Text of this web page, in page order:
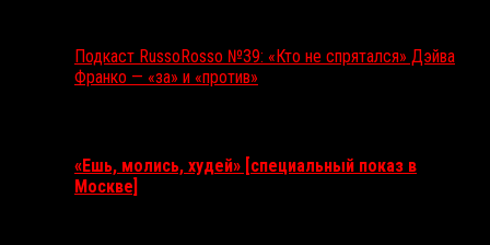
Подкаст RussoRosso №39: «Кто не спрятался» Дэйва
Франко — «за» и «против»
«Ешь, молись, худей» [специальный показ в
Москве]